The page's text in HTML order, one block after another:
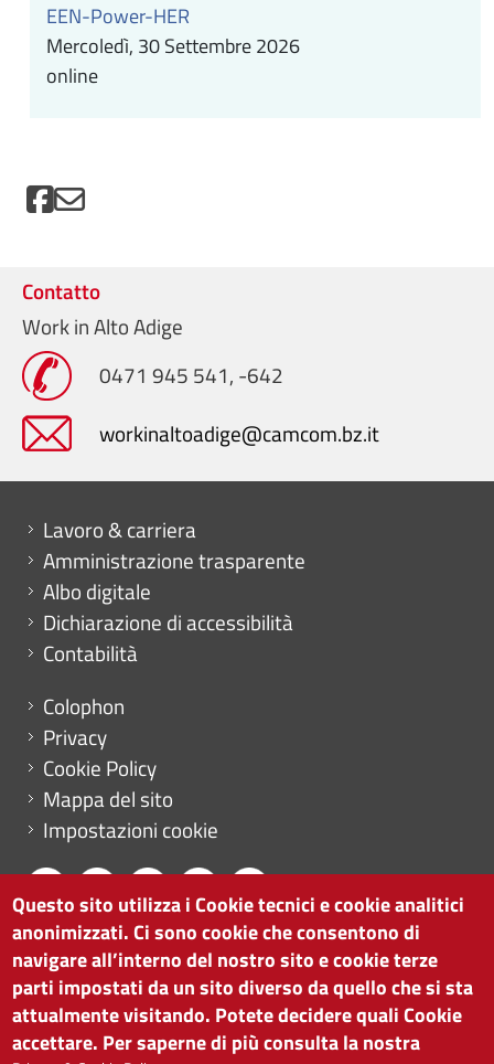
EEN-Power-HER
Mercoledì, 30 Settembre 2026
online
Contatto
Work in Alto Adige
0471 945 541, -642
workinaltoadige@camcom.bz.it
Mini menu di servizio
Lavoro & carriera
Amministrazione trasparente
Albo digitale
Dichiarazione di accessibilità
Contabilità
Menu footer
Colophon
Privacy
Cookie Policy
Mappa del sito
Impostazioni cookie
CAMERA DI COMMERCIO DI BOLZANO
via Alto Adige 60 | I-39100 Bolzano
tel. 0471 945 511 |info@camcom.bz.it
Partita IVA: 00376420212
Questo sito utilizza i Cookie tecnici e cookie analitici
anonimizzati. Ci sono cookie che consentono di
navigare all’interno del nostro sito e cookie terze
parti impostati da un sito diverso da quello che si sta
attualmente visitando. Potete decidere quali Cookie
accettare. Per saperne di più consulta la nostra